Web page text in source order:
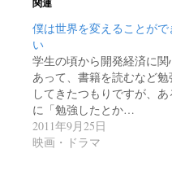
関連
僕は世界を変えることがで
い
学生の頃から開発経済に関
あって、書籍を読むなど勉
してきたつもりですが、あ
に「勉強したとか…
2011年9月25日
映画・ドラマ